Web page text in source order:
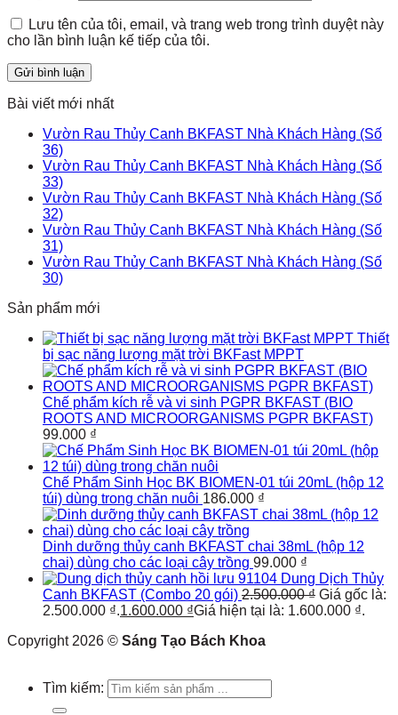
Lưu tên của tôi, email, và trang web trong trình duyệt này
cho lần bình luận kế tiếp của tôi.
Bài viết mới nhất
Vườn Rau Thủy Canh BKFAST Nhà Khách Hàng (Số
36)
Vườn Rau Thủy Canh BKFAST Nhà Khách Hàng (Số
33)
Vườn Rau Thủy Canh BKFAST Nhà Khách Hàng (Số
32)
Vườn Rau Thủy Canh BKFAST Nhà Khách Hàng (Số
31)
Vườn Rau Thủy Canh BKFAST Nhà Khách Hàng (Số
30)
Sản phẩm mới
Thiết
bị sạc năng lượng mặt trời BKFast MPPT
Chế phẩm kích rễ và vi sinh PGPR BKFAST (BIO
ROOTS AND MICROORGANISMS PGPR BKFAST)
99.000 ₫
Chế Phẩm Sinh Học BK BIOMEN-01 túi 20mL (hộp 12
túi) dùng trong chăn nuôi 186.000 ₫
Dinh dưỡng thủy canh BKFAST chai 38mL (hộp 12
chai) dùng cho các loại cây trồng 99.000 ₫
Dung Dịch Thủy
Canh BKFAST (Combo 20 gói) 2.500.000₫ Giá gốc là:
2.500.000 ₫.1.600.000 ₫Giá hiện tại là: 1.600.000 ₫.
Copyright 2026 © Sáng Tạo Bách Khoa
Tìm kiếm: